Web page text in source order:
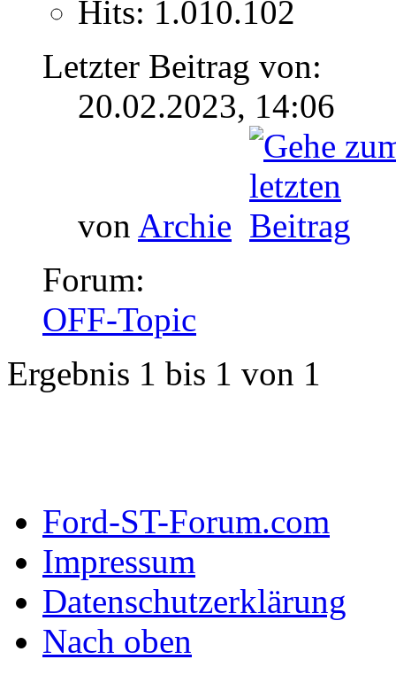
Hits: 1.010.102
Letzter Beitrag von:
20.02.2023, 14:06
von Archie
Forum:
OFF-Topic
Ergebnis 1 bis 1 von 1
Ford-ST-Forum.com
Impressum
Datenschutzerklärung
Nach oben